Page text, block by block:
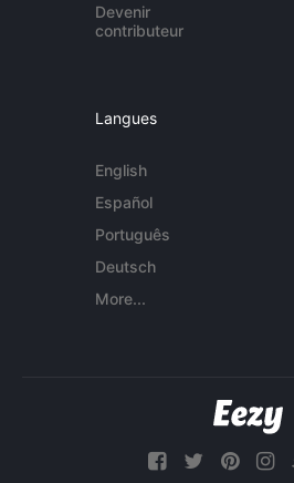
Devenir
contributeur
Langues
English
Español
Português
Deutsch
More...